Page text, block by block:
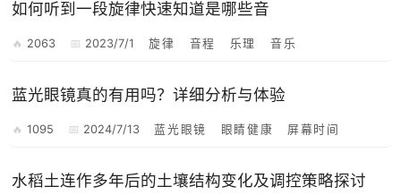
如何听到一段旋律快速知道是哪些音
2063 2023/7/1 旋律 音程 乐理 音乐
蓝光眼镜真的有用吗？详细分析与体验
1095 2024/7/13 蓝光眼镜 眼睛健康 屏幕时间
水稻土连作多年后的土壤结构变化及调控策略探讨